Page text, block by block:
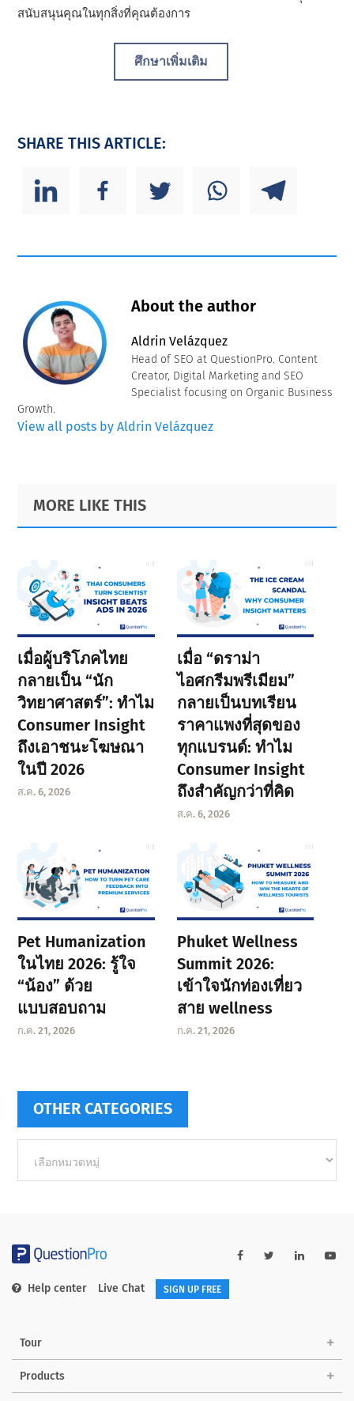
สนับสนุนคุณในทุกสิ่งที่คุณต้องการ
ศึกษาเพิ่มเติม
SHARE THIS ARTICLE:
About the author
Aldrin Velázquez
Head of SEO at QuestionPro. Content
Creator, Digital Marketing and SEO
Specialist focusing on Organic Business
Growth.
View all posts by Aldrin Velázquez
Primary
Sidebar
Footer
MORE LIKE THIS
เมื่อผู้บริโภคไทย
กลายเป็น “นัก
วิทยาศาสตร์”: ทำไม
Consumer Insight
ถึงเอาชนะโฆษณา
ในปี 2026
ส.ค. 6, 2026
เมื่อ “ดราม่า
ไอศกรีมพรีเมียม”
กลายเป็นบทเรียน
ราคาแพงที่สุดของ
ทุกแบรนด์: ทำไม
Consumer Insight
ถึงสำคัญกว่าที่คิด
ส.ค. 6, 2026
Pet Humanization
ในไทย 2026: รู้ใจ
“น้อง” ด้วย
แบบสอบถาม
ก.ค. 21, 2026
Phuket Wellness
Summit 2026:
เข้าใจนักท่องเที่ยว
สาย wellness
ก.ค. 21, 2026
OTHER CATEGORIES
categories
Help center Live Chat SIGN UP FREE
Tour
Products